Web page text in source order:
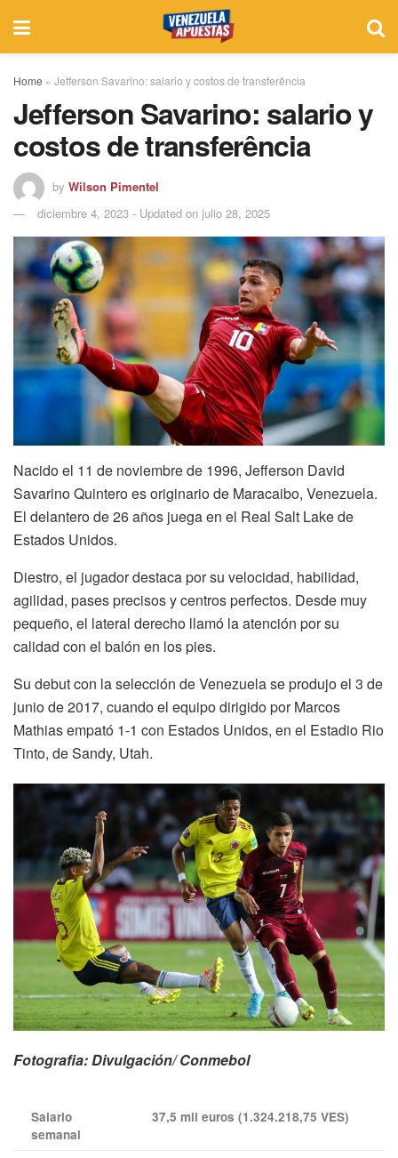
Home » Jefferson Savarino: salario y costos de transferência
Jefferson Savarino: salario y
costos de transferência
by Wilson Pimentel
diciembre 4, 2023 - Updated on julio 28, 2025
Nacido el 11 de noviembre de 1996, Jefferson David
Savarino Quintero es originario de Maracaibo, Venezuela.
El delantero de 26 años juega en el Real Salt Lake de
Estados Unidos.
Diestro, el jugador destaca por su velocidad, habilidad,
agilidad, pases precisos y centros perfectos. Desde muy
pequeño, el lateral derecho llamó la atención por su
calidad con el balón en los pies.
Su debut con la selección de Venezuela se produjo el 3 de
junio de 2017, cuando el equipo dirigido por Marcos
Mathias empató 1-1 con Estados Unidos, en el Estadio Rio
Tinto, de Sandy, Utah.
Fotografia: Divulgación/ Conmebol
Salario
semanal
37,5 mil euros (1.324.218,75 VES)